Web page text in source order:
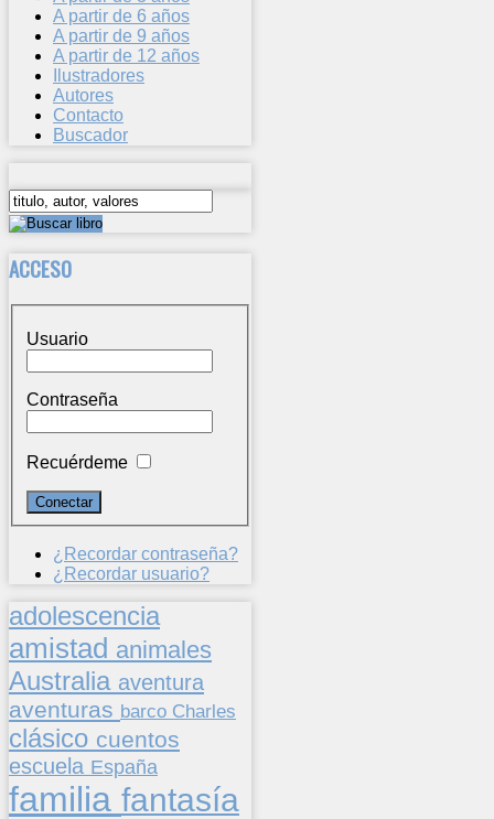
A partir de 6 años
A partir de 9 años
A partir de 12 años
Ilustradores
Autores
Contacto
Buscador
ACCESO
Usuario
Contraseña
Recuérdeme
¿Recordar contraseña?
¿Recordar usuario?
adolescencia
amistad animales
Australia aventura
aventuras barco Charles
clásico cuentos
escuela España
familia fantasía